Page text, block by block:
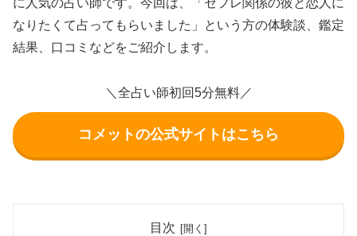
に人気の占い師です。今回は、「セフレ関係の彼と恋人に
なりたくて占ってもらいました」という方の体験談、鑑定
結果、口コミなどをご紹介します。
＼全占い師初回5分無料／
コメットの公式サイトはこちら
目次